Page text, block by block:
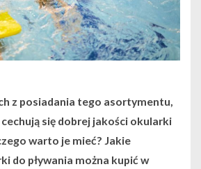
z posiadania tego asortymentu,
się dobrej jakości okularki
warto je mieć? Jakie
do pływania można kupić w